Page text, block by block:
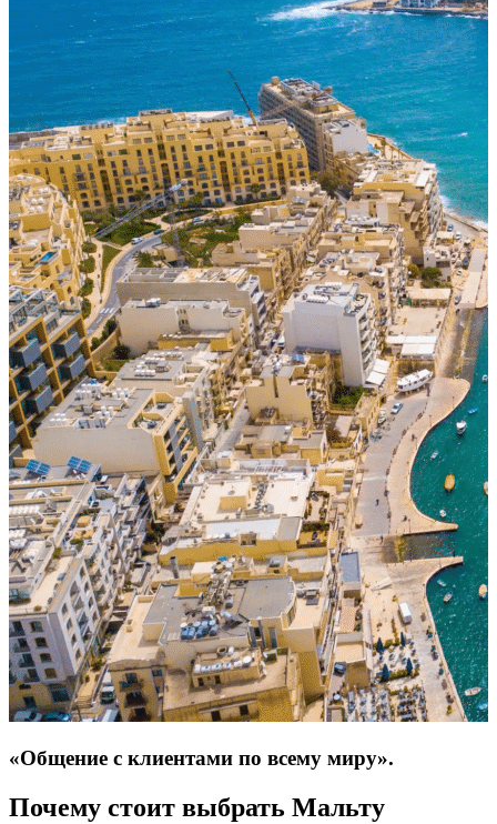
«Общение с клиентами по всему миру».
Почему стоит выбрать Мальту